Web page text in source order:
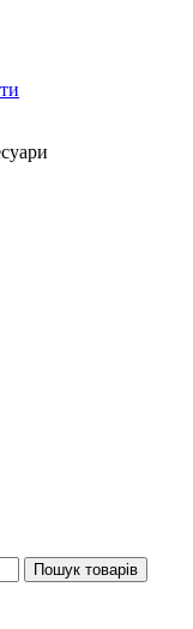
Пошук товарів